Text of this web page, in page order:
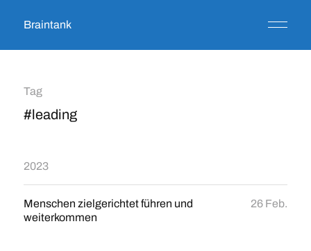
Braintank
Tag
#leading
2023
Menschen zielgerichtet führen und
weiterkommen
26 Feb.